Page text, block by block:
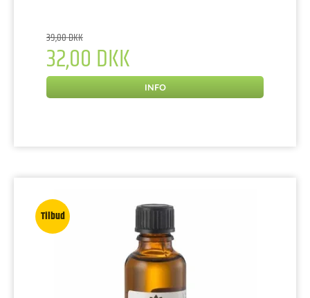
39,00 DKK
32,00 DKK
INFO
Tilbud